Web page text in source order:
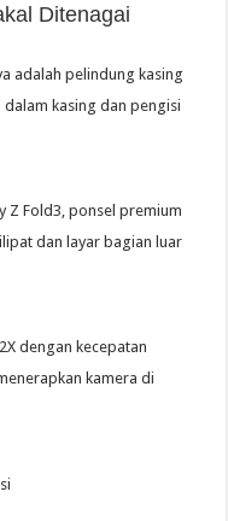
Ditenagai
adalah pelindung kasing
dalam kasing dan pengisi
Z Fold3, ponsel premium
dan layar bagian luar
dengan kecepatan
kamera di